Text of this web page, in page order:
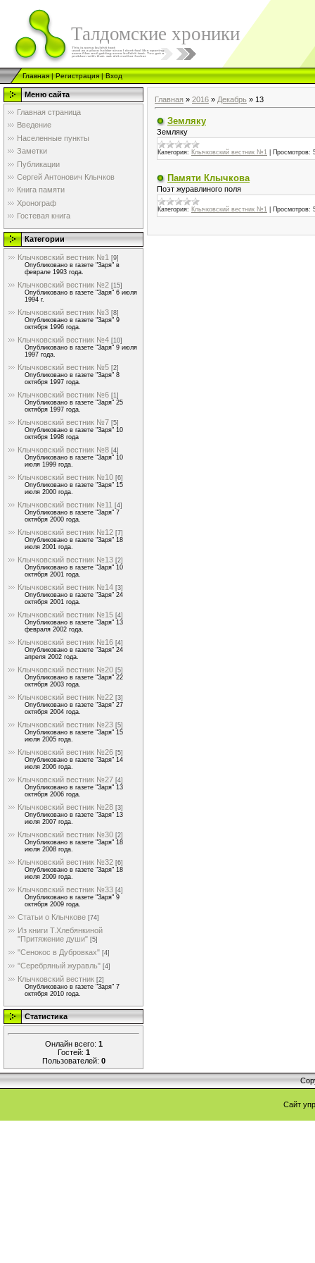
Талдомские хроники
Главная|Регистрация|Вход
Меню сайта
Главная страница
Введение
Населенные пункты
Заметки
Публикации
Сергей Антонович Клычков
Книга памяти
Хронограф
Гостевая книга
Категории
Клычковский вестник №1 [9]
Опубликовано в газете "Заря" в
феврале 1993 года.
Клычковский вестник №2 [15]
Опубликовано в газете "Заря" 6 июля
1994 г.
Клычковский вестник №3 [8]
Опубликовано в газете "Заря" 9
октября 1996 года.
Клычковский вестник №4 [10]
Опубликовано в газете "Заря" 9 июля
1997 года.
Клычковский вестник №5 [2]
Опубликовано в газете "Заря" 8
октября 1997 года.
Клычковский вестник №6 [1]
Опубликовано в газете "Заря" 25
октября 1997 года.
Клычковский вестник №7 [5]
Опубликовано в газете "Заря" 10
октября 1998 года
Клычковский вестник №8 [4]
Опубликовано в газете "Заря" 10
июля 1999 года.
Клычковский вестник №10 [6]
Опубликовано в газете "Заря" 15
июля 2000 года.
Клычковский вестник №11 [4]
Опубликовано в газете "Заря" 7
октября 2000 года.
Клычковский вестник №12 [7]
Опубликовано в газете "Заря" 18
июля 2001 года.
Клычковский вестник №13 [2]
Опубликовано в газете "Заря" 10
октября 2001 года.
Клычковский вестник №14 [3]
Опубликовано в газете "Заря" 24
октября 2001 года.
Клычковский вестник №15 [4]
Опубликовано в газете "Заря" 13
февраля 2002 года.
Клычковский вестник №16 [4]
Опубликовано в газете "Заря" 24
апреля 2002 года.
Клычковский вестник №20 [5]
Опубликовано в газете "Заря" 22
октября 2003 года.
Клычковский вестник №22 [3]
Опубликовано в газете "Заря" 27
октября 2004 года.
Клычковский вестник №23 [5]
Опубликовано в газете "Заря" 15
июля 2005 года.
Клычковский вестник №26 [5]
Опубликовано в газете "Заря" 14
июля 2006 года.
Клычковский вестник №27 [4]
Опубликовано в газете "Заря" 13
октября 2006 года.
Клычковский вестник №28 [3]
Опубликовано в газете "Заря" 13
июля 2007 года.
Клычковский вестник №30 [2]
Опубликовано в газете "Заря" 18
июля 2008 года.
Клычковский вестник №32 [6]
Опубликовано в газете "Заря" 18
июля 2009 года.
Клычковский вестник №33 [4]
Опубликовано в газете "Заря" 9
октября 2009 года.
Статьи о Клычкове [74]
Из книги Т.Хлебянкиной
"Притяжение души" [5]
"Сенокос в Дубровках" [4]
"Серебряный журавль" [4]
Клычковский вестник [2]
Опубликовано в газете "Заря" 7
октября 2010 года.
Статистика
Онлайн всего: 1
Гостей: 1
Пользователей: 0
Главная » 2016 » Декабрь » 13
Земляку
Земляку
Категория: Клычковский вестник №1 Просмотров:
Памяти Клычкова
Поэт журавлиного поля
Категория: Клычковский вестник №1 Просмотров:
Сайт